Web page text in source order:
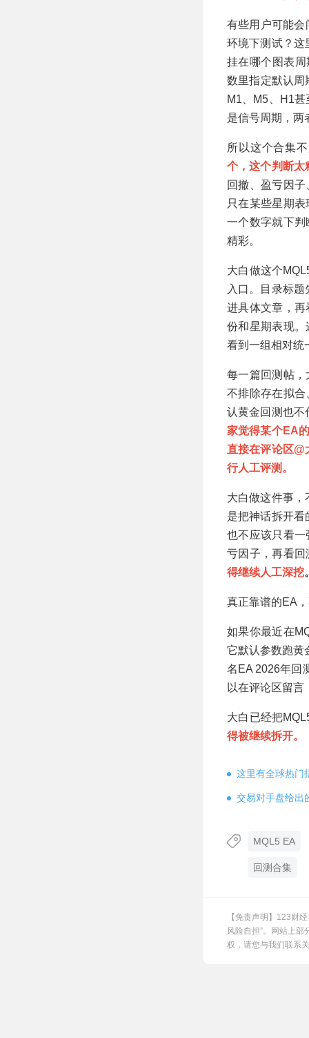
有些用户可能会
环境下测试？这
挂在哪个图表周
数里指定默认周
M1、M5、H1
是信号周期，两
所以这个合集
个，这个判断太
回撤、盈亏因
只在某些星期
一个数字就下
精彩。
大白做这个
入口。目录标
进具体文章，
份和星期表现
看到一组相对统
每一篇回测帖
不排除存在拟
认黄金回测也不
家觉得某个EA
直接在评论区@
行人工评测。
大白做这件事
是把神话拆开
也不应该只看
亏因子，再看
得继续人工深挖
真正靠谱的EA
如果你最近在
它默认参数跑黄
名EA 2026年回
以在评论区留
大白已经把
得被继续拆开。
这里有全球热门
交易对手盘给出
MQL5 EA
回测合集
【免责声明】123财
风险自担”。网站上
权，请您与我们联系